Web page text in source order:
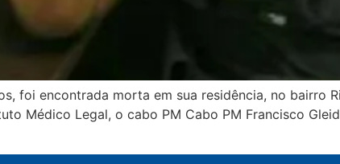
foi encontrada morta em sua residência, no bairro
Médico Legal, o cabo PM Cabo PM Francisco